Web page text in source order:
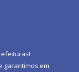
!
garantimos em